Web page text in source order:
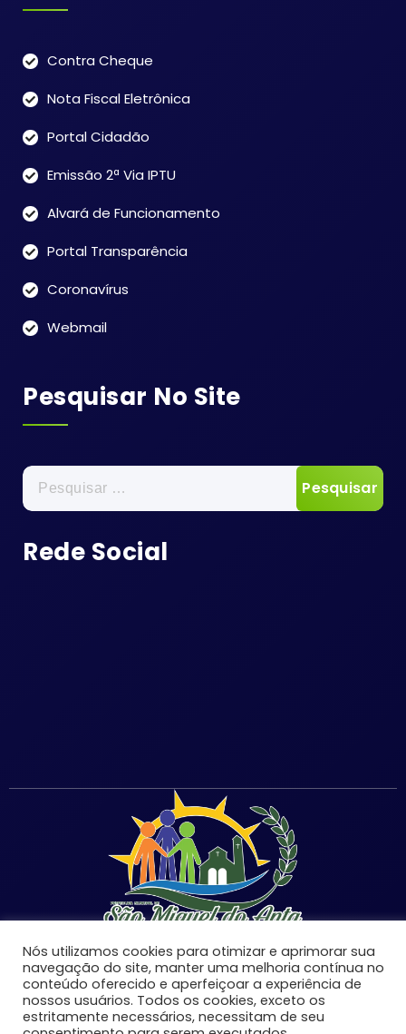
Contra Cheque
Nota Fiscal Eletrônica
Portal Cidadão
Emissão 2ª Via IPTU
Alvará de Funcionamento
Portal Transparência
Coronavírus
Webmail
Pesquisar No Site
Pesquisar
por:
Rede Social
©Copyright 2026 | Prefeitura Municipal de São Miguel
do Anta-MG | Todos os direitos reservados.
Nós utilizamos cookies para otimizar e aprimorar sua
navegação do site, manter uma melhoria contínua no
conteúdo oferecido e aperfeiçoar a experiência de
nossos usuários. Todos os cookies, exceto os
estritamente necessários, necessitam de seu